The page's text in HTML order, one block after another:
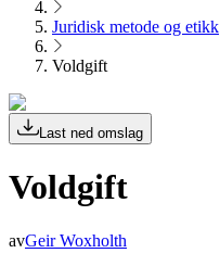
Juridisk metode og etikk
Voldgift
Last ned omslag
Voldgift
avGeir Woxholth